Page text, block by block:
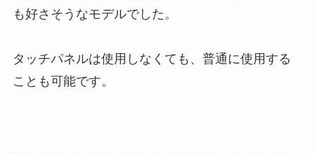
も好さそうなモデルでした。
タッチパネルは使用しなくても、普通に使用する
ことも可能です。